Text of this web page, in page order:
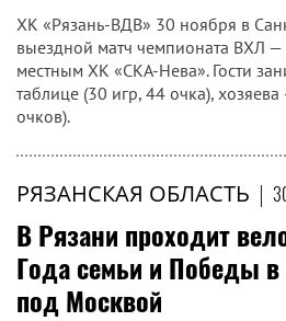
ХК «Рязань-ВДВ» 30 ноября в
выездной матч чемпионата ВХЛ
местным ХК «СКА-Нева». Гости
таблице (30 игр, 44 очка),
очков).
РЯЗАНСКАЯ ОБЛАСТЬ |
В Рязани проходит
Года семьи и Победы в
под Москвой